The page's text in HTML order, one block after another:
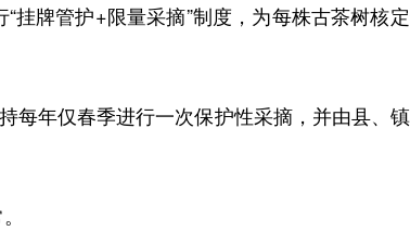
挂牌管护+限量采摘”制度，为每株古茶树核
年仅春季进行一次保护性采摘，并由县、